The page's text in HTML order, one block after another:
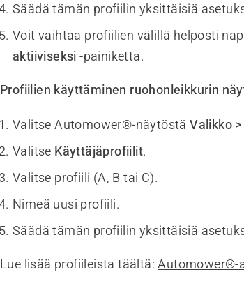
Säädä tämän profiilin yksittäisiä
Voit vaihtaa profiilien välillä helposti
aktiiviseksi -painiketta.
Profiilien käyttäminen ruohonleikkurin
Valitse Automower®-näytöstäValikko
Valitse Käyttäjäprofiilit.
Valitse profiili (A, B tai C).
Nimeä uusi profiili.
Säädä tämän profiilin yksittäisiä
Lue lisää profiileista täältä:Automower®-